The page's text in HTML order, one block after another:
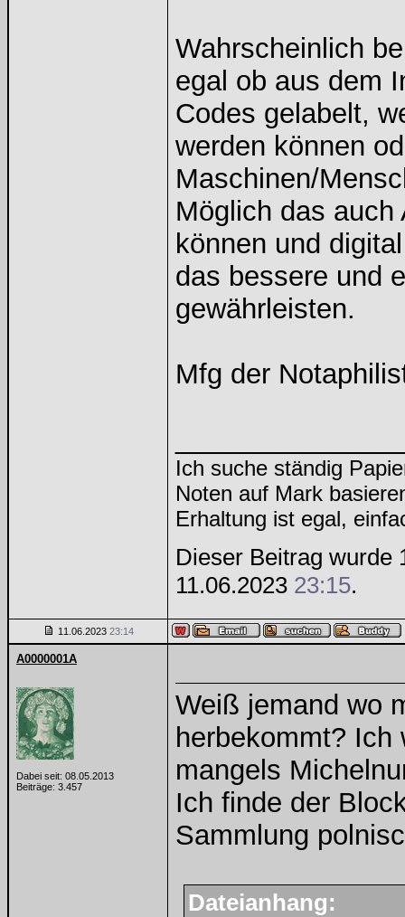
Wahrscheinlich
egal ob aus dem
Codes gelabelt,
werden können
Maschinen/
Möglich das auch
können und
das bessere und
gewährleisten.
Mfg der
Ich suche ständig
Noten auf Mark
Erhaltung ist egal,
Dieser Beitrag wurde
11.06.2023 23:15.
11.06.2023 23:14
A0000001A
Dabei seit: 08.05.2013
Beiträge: 3.457
Weiß jemand wo
herbekommt?
mangels
Ich finde der
Sammlung
Dateianhang: